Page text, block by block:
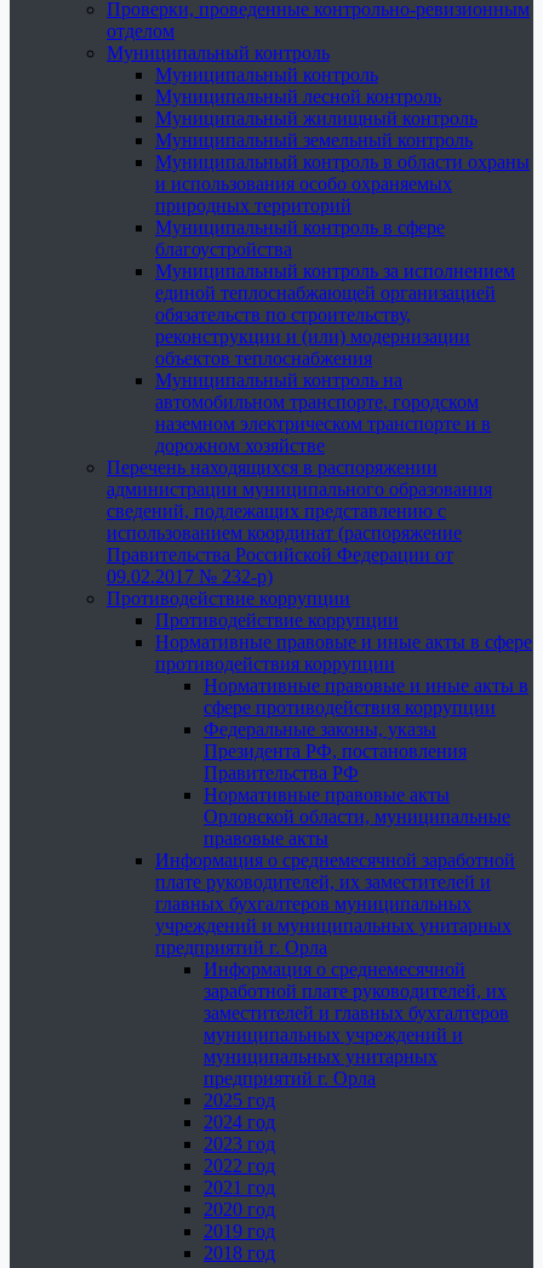
Проверки, проведенные контрольно-ревизионным
отделом
Муниципальный контроль
Муниципальный контроль
Муниципальный лесной контроль
Муниципальный жилищный контроль
Муниципальный земельный контроль
Муниципальный контроль в области охраны
и использования особо охраняемых
природных территорий
Муниципальный контроль в сфере
благоустройства
Муниципальный контроль за исполнением
единой теплоснабжающей организацией
обязательств по строительству,
реконструкции и (или) модернизации
объектов теплоснабжения
Муниципальный контроль на
автомобильном транспорте, городском
наземном электрическом транспорте и в
дорожном хозяйстве
Перечень находящихся в распоряжении
администрации муниципального образования
сведений, подлежащих представлению с
использованием координат (распоряжение
Правительства Российской Федерации от
09.02.2017 № 232-р)
Противодействие коррупции
Противодействие коррупции
Нормативные правовые и иные акты в сфере
противодействия коррупции
Нормативные правовые и иные акты в
сфере противодействия коррупции
Федеральные законы, указы
Президента РФ, постановления
Правительства РФ
Нормативные правовые акты
Орловской области, муниципальные
правовые акты
Информация о среднемесячной заработной
плате руководителей, их заместителей и
главных бухгалтеров муниципальных
учреждений и муниципальных унитарных
предприятий г. Орла
Информация о среднемесячной
заработной плате руководителей, их
заместителей и главных бухгалтеров
муниципальных учреждений и
муниципальных унитарных
предприятий г. Орла
2025 год
2024 год
2023 год
2022 год
2021 год
2020 год
2019 год
2018 год